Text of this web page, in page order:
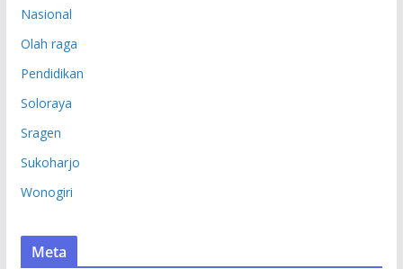
Nasional
Olah raga
Pendidikan
Soloraya
Sragen
Sukoharjo
Wonogiri
Meta